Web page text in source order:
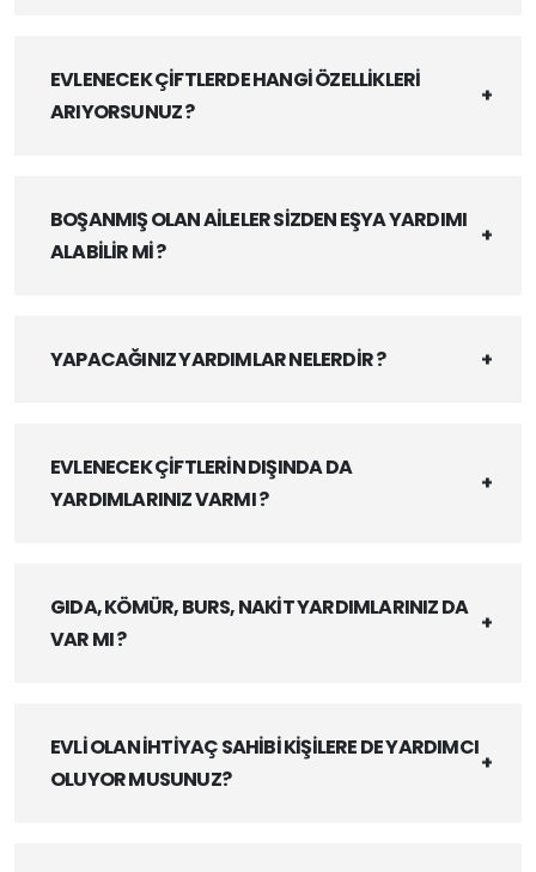
EVLENECEK ÇİFTLERDE HANGİ ÖZELLİKLERİ
ARIYORSUNUZ ?
BOŞANMIŞ OLAN AİLELER SİZDEN EŞYA YARDIMI
ALABİLİR Mİ ?
YAPACAĞINIZ YARDIMLAR NELERDİR ?
EVLENECEK ÇİFTLERİN DIŞINDA DA
YARDIMLARINIZ VARMI ?
GIDA, KÖMÜR, BURS, NAKİT YARDIMLARINIZ DA
VAR MI ?
EVLİ OLAN İHTİYAÇ SAHİBİ KİŞİLERE DE YARDIMCI
OLUYOR MUSUNUZ?